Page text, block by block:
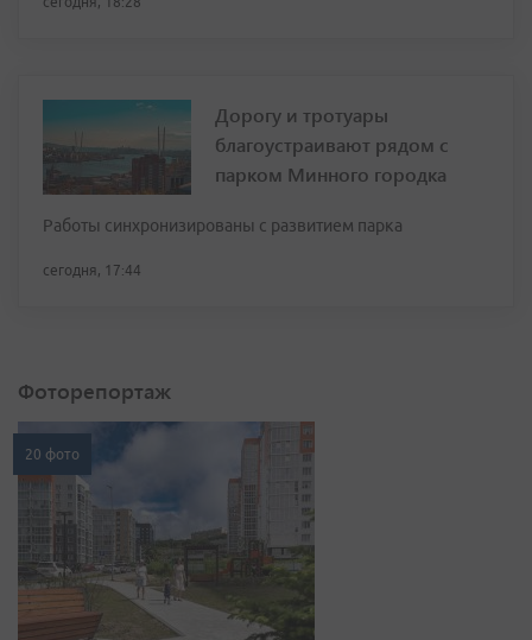
Дорогу и тротуары
благоустраивают рядом с
парком Минного городка
Работы синхронизированы с развитием парка
сегодня, 17:44
Фоторепортаж
20 фото